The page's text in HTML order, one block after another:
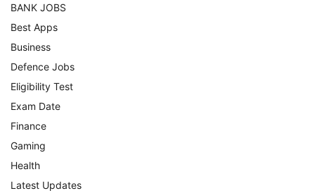
BANK JOBS
Best Apps
Business
Defence Jobs
Eligibility Test
Exam Date
Finance
Gaming
Health
Latest Updates